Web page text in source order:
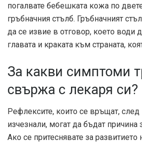
погалвате бебешката кожа по
гръбначния стълб. Гръбначният
да се извие в отговор, което води
главата и краката към страната,
За какви симптоми
свържа с лекаря си?
Рефлексите, които се връщат, след
изчезнали, могат да бъдат причина
Ако се притеснявате за развитието